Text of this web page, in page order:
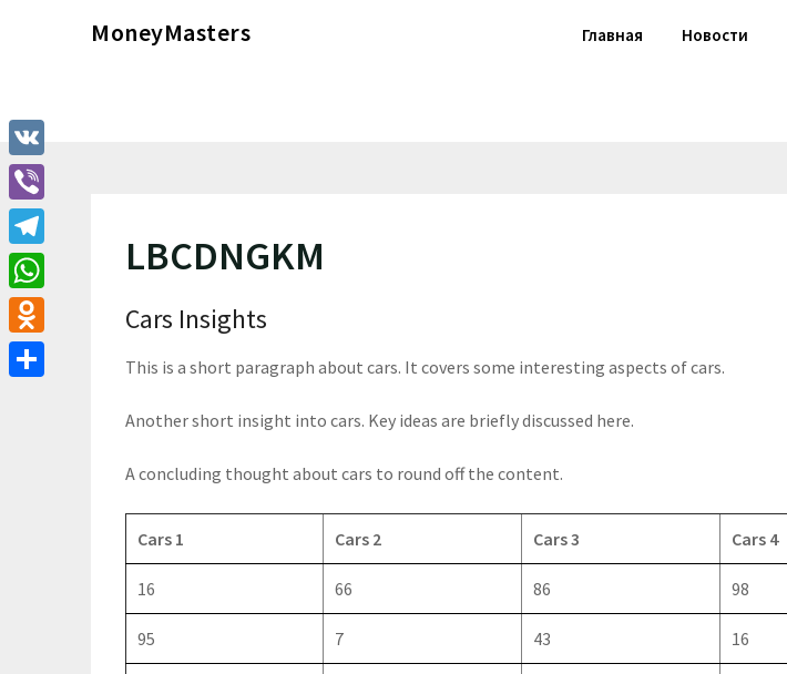
MoneyMasters Главная Новости
LBCDNGKM
Cars Insights
This is a short paragraph about cars. It covers some interesting aspects of cars.
Another short insight into cars. Key ideas are briefly discussed here.
A concluding thought about cars to round off the content.
Cars 1 Cars 2 Cars 3 Cars 4
16 66 86 98
95 7 43 16
VK
Viber
Telegram
WhatsApp
Odnoklassniki